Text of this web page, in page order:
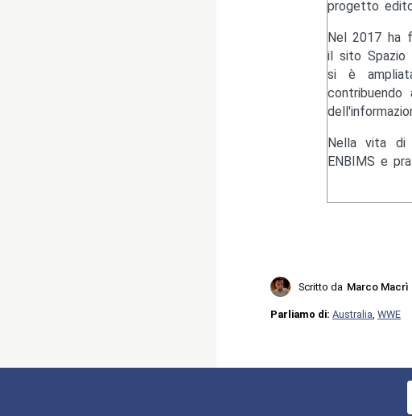
progetto
Nel 2017 ha
il sito Spazio
si è
Nella vita di
ENBIMS e
Scritto da Marco Macrì
Parliamo di: Australia WWE